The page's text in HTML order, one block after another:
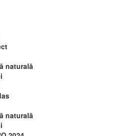
naturală
naturală